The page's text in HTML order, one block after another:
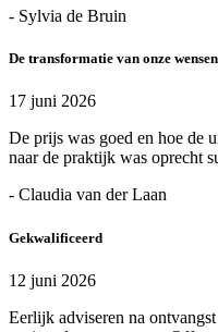
- Sylvia de Bruin
De transformatie van onze
17 juni 2026
De prijs was goed en hoe de
naar de praktijk was oprecht
- Claudia van der Laan
Gekwalificeerd
12 juni 2026
Eerlijk adviseren na